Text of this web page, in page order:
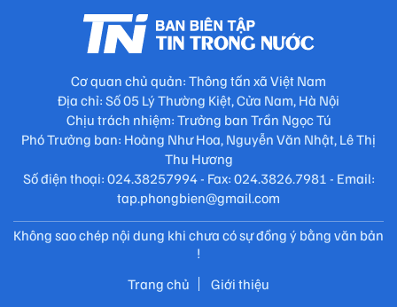
Cơ quan chủ quản: Thông tấn xã Việt Nam
Địa chỉ: Số 05 Lý Thường Kiệt, Cửa Nam, Hà Nội
Chịu trách nhiệm: Trưởng ban Trần Ngọc Tú
Phó Trưởng ban: Hoàng Như Hoa, Nguyễn Văn Nhật, Lê Thị
Thu Hương
Số điện thoại: 024.38257994 - Fax: 024.3826.7981 - Email:
tap.phongbien@gmail.com
Không sao chép nội dung khi chưa có sự đồng ý bằng văn bản
!
Trang chủ
Giới thiệu